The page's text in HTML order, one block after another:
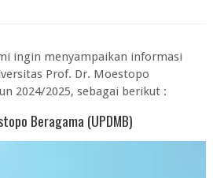
ingin menyampaikan informasi
Prof. Dr. Moestopo
2024/2025, sebagai berikut :
Beragama (UPDMB)